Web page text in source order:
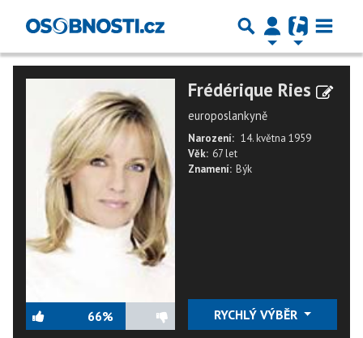
66%
Frédérique Ries
europoslankyně
Narození: 14. května 1959
Věk: 67 let
Znamení: Býk
RYCHLÝ VÝBĚR